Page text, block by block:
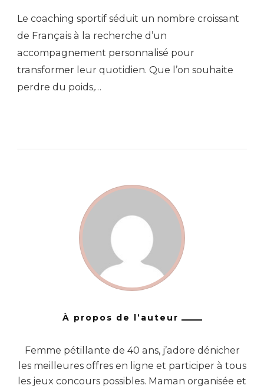
Le coaching sportif séduit un nombre croissant
de Français à la recherche d’un
accompagnement personnalisé pour
transformer leur quotidien. Que l’on souhaite
perdre du poids,…
À propos de l’auteur
Femme pétillante de 40 ans, j’adore dénicher
les meilleures offres en ligne et participer à tous
les jeux concours possibles. Maman organisée et